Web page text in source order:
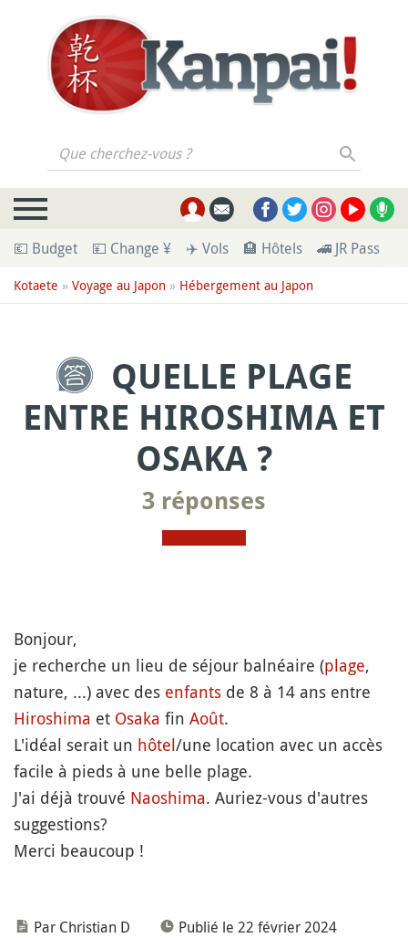
Que cherchez-vous ?
💶 Budget 💴 Change ¥ ✈️ Vols 🏨 Hôtels 🚄 JR Pass
Kotaete » Voyage au Japon » Hébergement au Japon
QUELLE PLAGE
ENTRE HIROSHIMA ET
OSAKA ?
3 réponses
Bonjour,
je recherche un lieu de séjour balnéaire (plage,
nature, ...) avec des enfants de 8 à 14 ans entre
Hiroshima et Osaka fin Août.
L'idéal serait un hôtel/une location avec un accès
facile à pieds à une belle plage.
J'ai déjà trouvé Naoshima. Auriez-vous d'autres
suggestions?
Merci beaucoup !
Par Christian D
Publié le 22 février 2024